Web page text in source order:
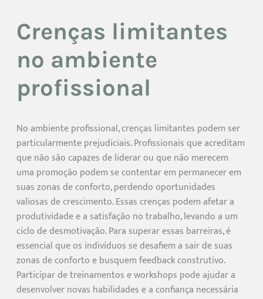
Crenças limitantes
no ambiente
profissional
No ambiente profissional, crenças limitantes podem ser
particularmente prejudiciais. Profissionais que acreditam
que não são capazes de liderar ou que não merecem
uma promoção podem se contentar em permanecer em
suas zonas de conforto, perdendo oportunidades
valiosas de crescimento. Essas crenças podem afetar a
produtividade e a satisfação no trabalho, levando a um
ciclo de desmotivação. Para superar essas barreiras, é
essencial que os indivíduos se desafiem a sair de suas
zonas de conforto e busquem feedback construtivo.
Participar de treinamentos e workshops pode ajudar a
desenvolver novas habilidades e a confiança necessária